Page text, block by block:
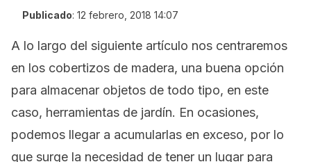
Publicado: 12 febrero, 2018 14:07
A lo largo del siguiente artículo nos centraremos
en los cobertizos de madera, una buena opción
para almacenar objetos de todo tipo, en este
caso, herramientas de jardín. En ocasiones,
podemos llegar a acumularlas en exceso, por lo
que surge la necesidad de tener un lugar para